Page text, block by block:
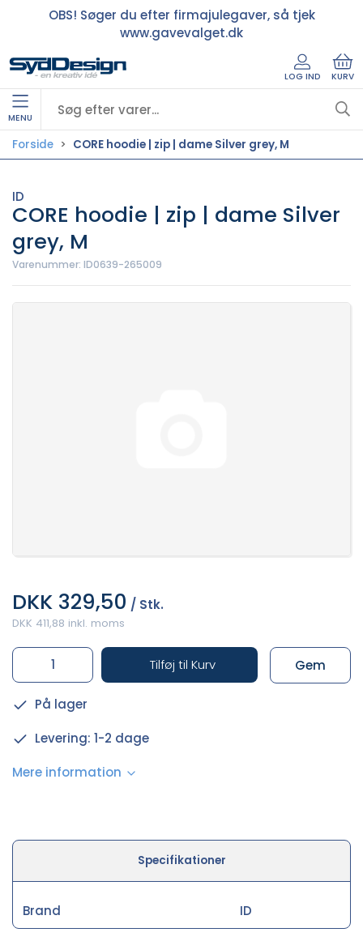
OBS! Søger du efter firmajulegaver, så tjek
www.gavevalget.dk
LOG IND KURV
MENU
Forside CORE hoodie | zip | dame Silver grey, M
ID
CORE hoodie | zip | dame Silver
grey, M
Varenummer: ID0639-265009
DKK 329,50 / Stk.
DKK 411,88 inkl. moms
Tilføj til Kurv Gem
På lager
Levering: 1-2 dage
Mere information
Specifikationer
Brand ID